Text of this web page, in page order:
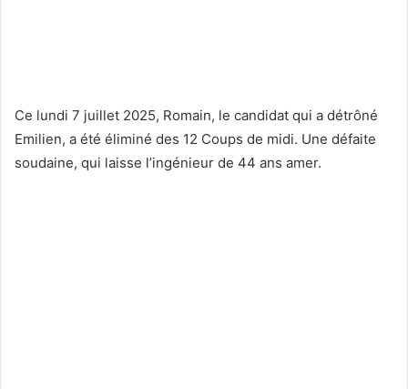
Ce lundi 7 juillet 2025, Romain, le candidat qui a détrôné
Emilien, a été éliminé des 12 Coups de midi. Une défaite
soudaine, qui laisse l’ingénieur de 44 ans amer.